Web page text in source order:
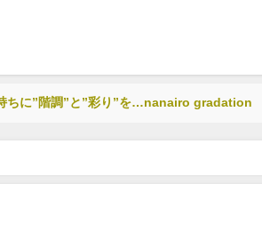
ちに”階調”と”彩り”を…nanairo gradation